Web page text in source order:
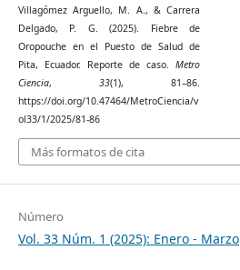
Villagómez Arguello, M. A., & Carrera
Delgado, P. G. (2025). Fiebre de
Oropouche en el Puesto de Salud de
Pita, Ecuador. Reporte de caso. Metro
Ciencia, 33(1), 81–86.
https://doi.org/10.47464/MetroCiencia/v
ol33/1/2025/81-86
Más formatos de cita
Número
Vol. 33 Núm. 1 (2025): Enero - Marzo